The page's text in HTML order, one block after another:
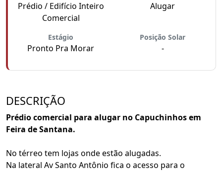
Prédio / Edifício Inteiro
Comercial
Alugar
Estágio
Pronto Pra Morar
Posição Solar
-
DESCRIÇÃO
Prédio comercial para alugar no Capuchinhos em
Feira de Santana.
No térreo tem lojas onde estão alugadas.
Na lateral Av Santo Antônio fica o acesso para o